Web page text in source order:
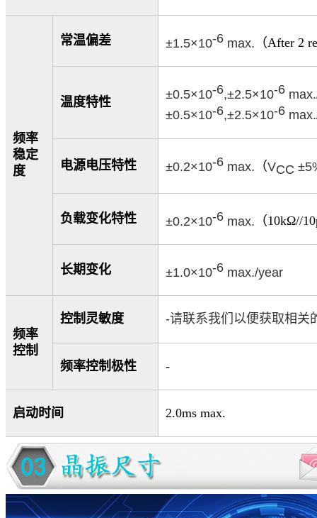
频率
稳定
度
常温偏差 ±1.5×10-6 max. （After 2
温度特性
±0.5×10-6,±2.5×10-6
±0.5×10-6,±2.5×10-6
电源电压特性 ±0.2×10-6 max. （VCC
负载变化特性 ±0.2×10-6 max. （10kΩ//
长期变化 ±1.0×10-6 max./year
频率
控制
控制灵敏度 -请联系我们以便获取相关
频率控制极性 -
启动时间 2.0ms max.